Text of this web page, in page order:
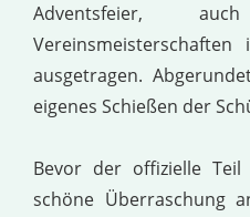
Adventsfeier,
ausgetragen.
eigenes Schießen der
Bevor der offizielle
schöne Überraschung